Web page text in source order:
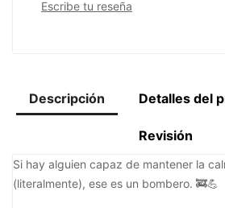
Escribe tu reseña
Descripción Detalles del
Revisión
Si hay alguien capaz de mantener la
(literalmente), ese es un bombero. 🚒💪